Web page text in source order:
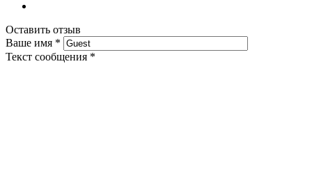
Оставить отзыв
Ваше имя *
Текст сообщения *